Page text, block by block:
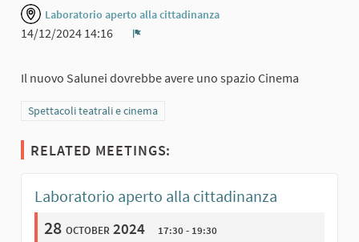
Laboratorio aperto alla cittadinanza
14/12/2024 14:16
Il nuovo Salunei dovrebbe avere uno spazio Cinema
Filter results for category: Spettacoli teatrali e cinema
Spettacoli teatrali e cinema
RELATED MEETINGS:
Laboratorio aperto alla cittadinanza
28 october 2024 17:30 - 19:30